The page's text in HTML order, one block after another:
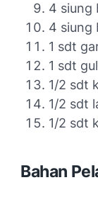
4 siung
4 siung
1 sdt
1 sdt
1/2 sdt
1/2 sdt
1/2 sdt
Bahan